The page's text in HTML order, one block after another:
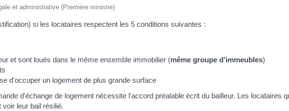
et administrative (Première ministre)
si les locataires respectent les 5 conditions suivantes :
et sont loués dans le même ensemble immobilier (même groupe d'immeubles)
d'occuper un logement de plus grande surface
d'échange de logement nécessite l'accord préalable écrit du bailleur. Les locataires
leur bail résilié.